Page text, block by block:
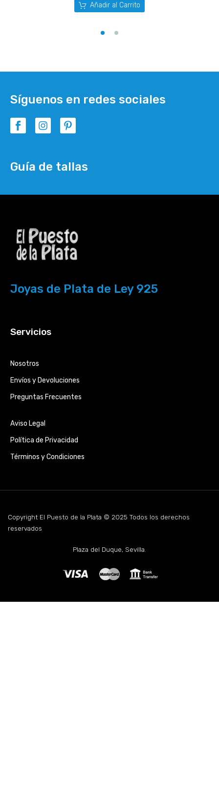
Añadir al Carrito
Síguenos en redes sociales
Guía de tallas
Joyas de Plata de Ley 925
Servicios
Nosotros
Envíos y Devoluciones
Preguntas Frecuentes
Aviso Legal
Política de Privacidad
Términos y Condiciones
Copyright El Puesto de la Plata © 2025 Todos los derechos
reservados
Plaza del Duque, Sevilla.